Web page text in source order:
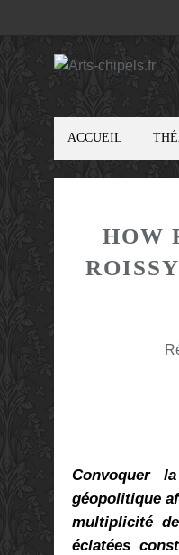
ACCUEIL
HOW
Convoquer
géopolitique
multiplicité
éclatées